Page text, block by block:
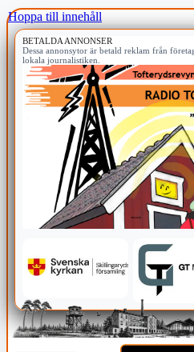
Hoppa till innehåll
BETALDA ANNONSER
Dessa annonsytor är betald reklam från
lokala journalistiken.